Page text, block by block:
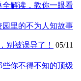
全解读，教你一眼看
里的不为人知故事
别被误导了！
05/11
你不得不知的顶级